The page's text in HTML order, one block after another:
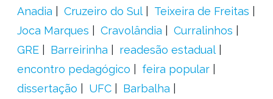
Anadia Cruzeiro do Sul
Teixeira de Freitas
Joca Marques
Cravolândia
Curralinhos
GRE
Barreirinha
readesão estadual
encontro pedagógico
feira popular
dissertação
UFC
Barbalha